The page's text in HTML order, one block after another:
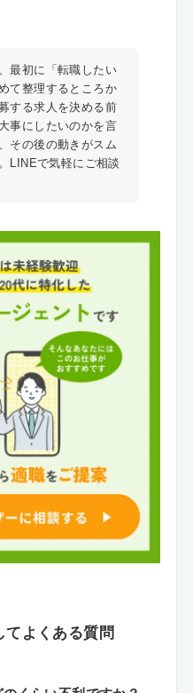
最初に「転職したい
て整理するところか
する求人を決める前
事にしたいのかを言
その後の動きがスム
LINEで気軽にご相談
てよくある質問